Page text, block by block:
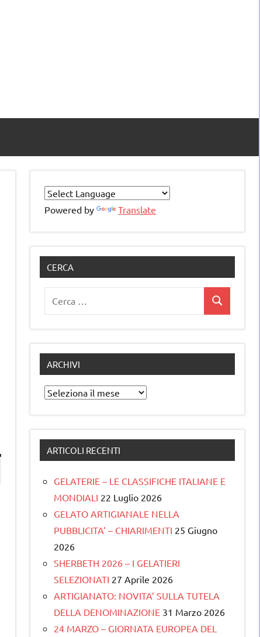
Powered by Translate
CERCA
Cerca
ARCHIVI
Archivi
ARTICOLI RECENTI
GELATERIE – LE CLASSIFICHE ITALIANE E
MONDIALI 22 Luglio 2026
GELATO ARTIGIANALE NELLA
PUBBLICITA’ – CHIARIMENTI 25 Giugno
2026
SHERBETH 2026 – I GELATIERI
SELEZIONATI 27 Aprile 2026
ARTIGIANATO: NOVITA’ SULLA TUTELA
DELLA DENOMINAZIONE 31 Marzo 2026
24 MARZO – GIORNATA EUROPEA DEL